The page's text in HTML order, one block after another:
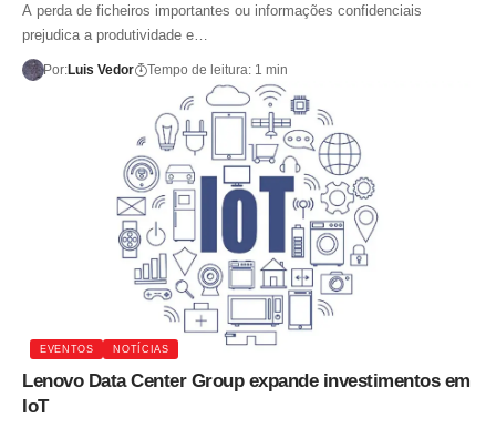
A perda de ficheiros importantes ou informações confidenciais
prejudica a produtividade e…
Por:Luis Vedor Tempo de leitura: 1 min
EVENTOS NOTÍCIAS
Lenovo Data Center Group expande investimentos em
IoT